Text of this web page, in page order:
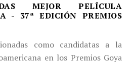
MEJOR PELÍCULA
- 37ª EDICIÓN PREMIOS
como candidatas a la
en los Premios Goya